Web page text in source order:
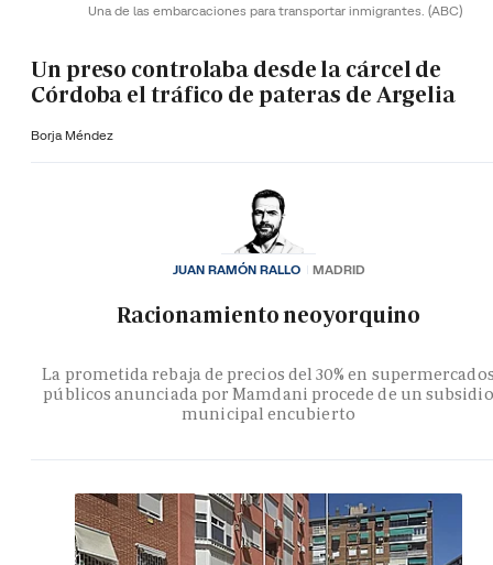
Una de las embarcaciones para transportar inmigrantes. (ABC)
Un preso controlaba desde la cárcel de
Córdoba el tráfico de pateras de Argelia
Borja Méndez
Racionamiento neoyorquino
La prometida rebaja de precios del 30% en
públicos anunciada por Mamdani procede de un subsidio
municipal encubierto
JUAN RAMÓN RALLO MADRID